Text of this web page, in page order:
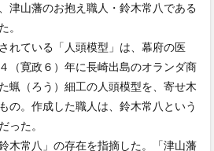
津山藩のお抱え職人・鈴木常八である
。
れている「人頭模型」は、幕府の医
（寛政６）年に長崎出島のオランダ商
蝋（ろう）細工の人頭模型を、寄せ木
の。作成した職人は、鈴木常八という
った。
木常八」の存在を指摘した。「津山藩